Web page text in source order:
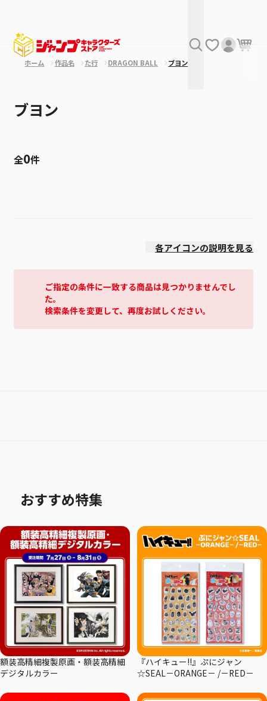
ホーム 作品名 た行 DRAGON BALL ブヨン
ブヨン
全0件
各アイコンの説明を見る
ご指定の条件に一致する商品は見つかりませんでし
た。
検索条件を変更して、再度お試しください。
おすすめ特集
額装高精細複製原画・額装高精細
デジタルカラー
『ハイキュー!!』ぷにジャン
☆SEAL－ORANGE－ /－RED－